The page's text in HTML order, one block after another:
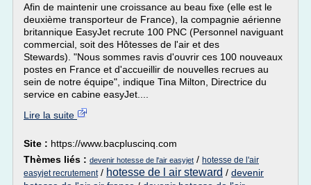
Afin de maintenir une croissance au beau fixe (elle est le
deuxième transporteur de France), la compagnie aérienne
britannique EasyJet recrute 100 PNC (Personnel naviguant
commercial, soit des Hôtesses de l'air et des
Stewards). "Nous sommes ravis d'ouvrir ces 100 nouveaux
postes en France et d'accueillir de nouvelles recrues au
sein de notre équipe", indique Tina Milton, Directrice du
service en cabine easyJet....
Lire la suite
Site : https://www.bacpluscinq.com
Thèmes liés : devenir hotesse de l'air easyjet / hotesse de l'air
easyjet recrutement/ hotesse de l air steward / devenir